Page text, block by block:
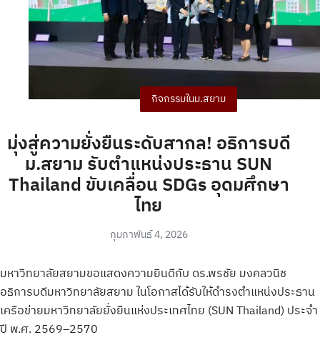
กิจกรรมในม.สยาม
มุ่งสู่ความยั่งยืนระดับสากล! อธิการบดี
ม.สยาม รับตำแหน่งประธาน SUN
Thailand ขับเคลื่อน SDGs อุดมศึกษา
ไทย
กุมภาพันธ์ 4, 2026
มหาวิทยาลัยสยามขอแสดงความยินดีกับ ดร.พรชัย มงคลวนิช
อธิการบดีมหาวิทยาลัยสยาม ในโอกาสได้รับให้ดำรงตำแหน่งประธาน
เครือข่ายมหาวิทยาลัยยั่งยืนแห่งประเทศไทย (SUN Thailand) ประจำ
ปี พ.ศ. 2569–2570